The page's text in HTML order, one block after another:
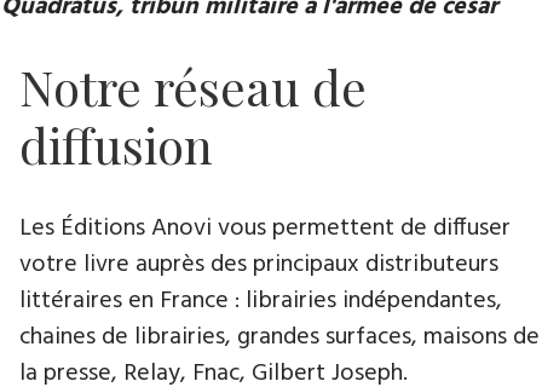
Notre réseau de
diffusion
Les Éditions Anovi vous permettent de diffuser
votre livre auprès des principaux distributeurs
littéraires en France : librairies indépendantes,
chaines de librairies, grandes surfaces, maisons de
la presse, Relay, Fnac, Gilbert Joseph.